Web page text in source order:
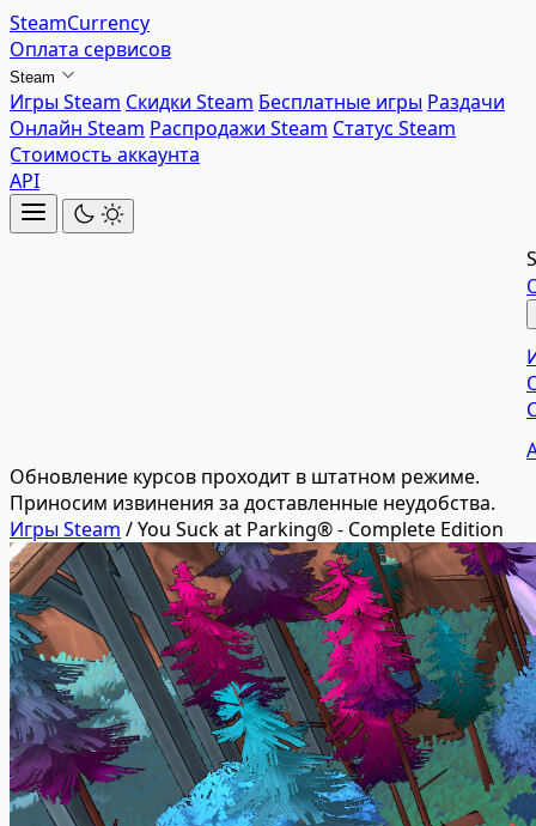
SteamCurrency
Оплата сервисов
Steam
Игры Steam Скидки Steam Бесплатные игры Раздачи
Онлайн Steam Распродажи Steam Статус Steam
Стоимость аккаунта
API
Обновление курсов проходит в штатном режиме.
Приносим извинения за доставленные неудобства.
Игры Steam /You Suck at Parking® - Complete Edition